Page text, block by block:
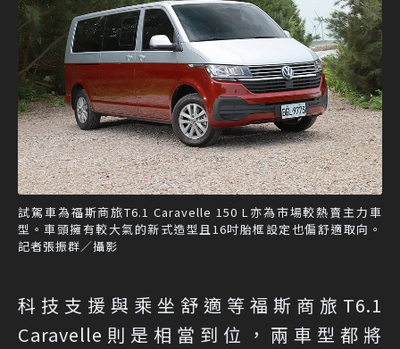
試駕車為福斯商旅T6.1 Caravelle 150 L亦為市場較熱賣主力車
型。車頭擁有較大氣的新式造型且16吋胎框設定也偏舒適取向。
記者張振群／攝影
科技支援與乘坐舒適等福斯商旅T6.1
Caravelle則是相當到位，兩車型都將